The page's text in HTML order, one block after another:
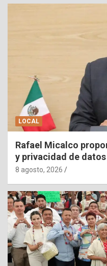
LOCAL
Rafael Micalco
y privacidad de
8 agosto, 2026